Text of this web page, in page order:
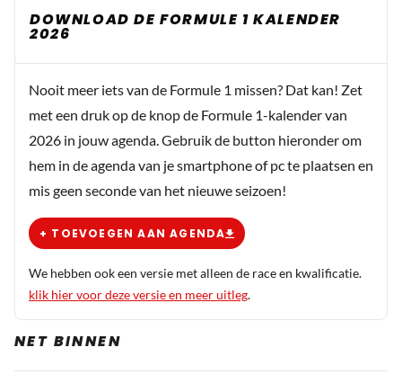
Dit bericht is aangepast op:7-09
7 september 2025 16:45
Aan de muur bij McLaren werd daar anders wel naar
verwezen. Overigens dat ze Norris WDC willen
hebben en niet Piasrtri, is ook maar een aanname. Ja
ik weet het McLaren is Engels, Norris is Engels en
Ep
was… dan beken je toch heel erg kleur.
DOWNLOAD DE FORMULE 1 KALENDER
2026
Nooit meer iets van de Formule 1 missen? Dat kan! Zet
met een druk op de knop de Formule 1-kalender van
2026 in jouw agenda. Gebruik de button hieronder om
hem in de agenda van je smartphone of pc te plaatsen en
mis geen seconde van het nieuwe seizoen!
+ TOEVOEGEN AAN AGENDA
We hebben ook een versie met alleen de race en kwalificatie.
klik hier voor deze versie en meer uitleg.
NET BINNEN